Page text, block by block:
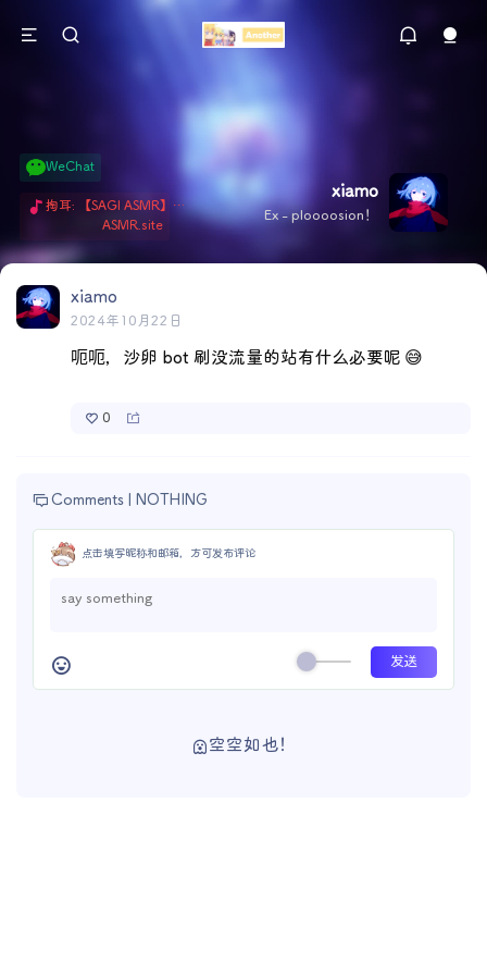
xiamo
Ex - ploooosion！
WeChat
掏耳: 【SAGI ASMR】今天就由阿米娅给博士掏耳吧「耳勺x鹅毛棒x吹气」 Hi-Res无损助眠 + 单刷: ASMR 精选4.0｜ 陪伴天花板 ✦扶扶の温柔哄睡 ✦ 顶级道具和语气词的交融 ✦ 扶桑大红花、
ASMR.site
xiamo
2024年10月22日
呃呃，沙卵 bot 刷没流量的站有什么必要呢 😅
0
Comments | NOTHING
点击填写昵称和邮箱，方可发布评论
空空如也！